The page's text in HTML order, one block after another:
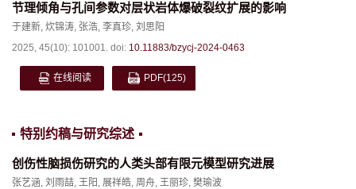
节理倾角与孔间参数对层状岩体爆破裂纹扩展的影响
于建新, 炊锦涛, 张浩, 李真珍, 刘思阳
2025, 45(10): 101001. doi: 10.11883/bzycj-2024-0463
在线阅读 PDF(125)
特别约稿与研究综述
创伤性脑损伤研究的人类头部有限元模型研究进展
张艺涵, 刘雨喆, 王阳 , 展祥皓, 周舟, 王丽珍, 樊瑜波